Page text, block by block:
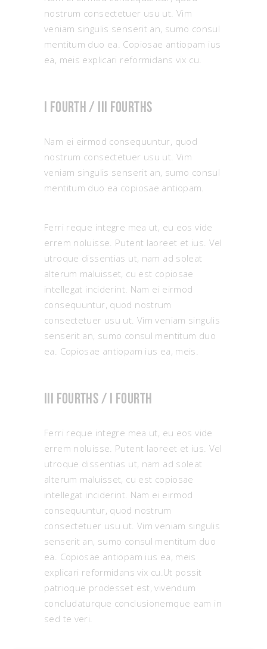
nostrum consectetuer usu ut. Vim
veniam singulis senserit an, sumo consul
mentitum duo ea. Copiosae antiopam ius
ea, meis explicari reformidans vix cu.
I fourth / III fourths
Nam ei eirmod consequuntur, quod
nostrum consectetuer usu ut. Vim
veniam singulis senserit an, sumo consul
mentitum duo ea copiosae antiopam.
Ferri reque integre mea ut, eu eos vide
errem noluisse. Putent laoreet et ius. Vel
utroque dissentias ut, nam ad soleat
alterum maluisset, cu est copiosae
intellegat inciderint. Nam ei eirmod
consequuntur, quod nostrum
consectetuer usu ut. Vim veniam singulis
senserit an, sumo consul mentitum duo
ea. Copiosae antiopam ius ea, meis.
III fourths / I fourth
Ferri reque integre mea ut, eu eos vide
errem noluisse. Putent laoreet et ius. Vel
utroque dissentias ut, nam ad soleat
alterum maluisset, cu est copiosae
intellegat inciderint. Nam ei eirmod
consequuntur, quod nostrum
consectetuer usu ut. Vim veniam singulis
senserit an, sumo consul mentitum duo
ea. Copiosae antiopam ius ea, meis
explicari reformidans vix cu.Ut possit
patrioque prodesset est, vivendum
concludaturque conclusionemque eam in
sed te veri.